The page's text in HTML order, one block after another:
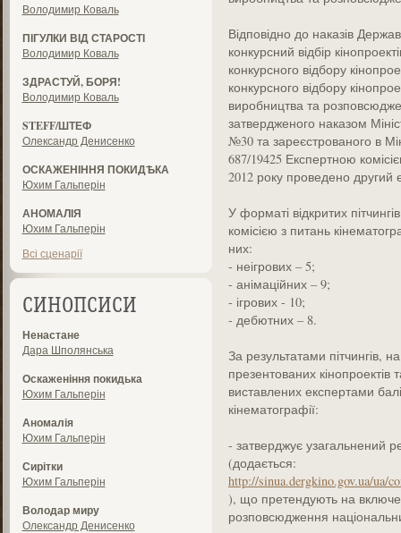
Володимир Коваль
ПІГУЛКИ ВІД СТАРОСТІ
Володимир Коваль
ЗДРАСТУЙ, БОРЯ!
Володимир Коваль
STEFF/ШТЕФ
Олександр Денисенко
ОСКАЖЕНІННЯ ПОКИДѢКА
Юхим Гальперін
АНОМАЛІЯ
Юхим Гальперін
Всі сценарії
СИНОПСИСИ
Ненастане
Дара Шполянська
Оскаженіння покидька
Юхим Гальперін
Аномалія
Юхим Гальперін
Сирітки
Юхим Гальперін
Володар миру
Олександр Денисенко
Відповідно до наказів
конкурсний відбір
конкурсного відбору
конкурсного відбору
виробництва та
затвердженого наказом
№30 та зареєстрованого в
687/19425 Експертною
2012 року проведено другий
У форматі відкритих
комісією з питань
них:
- неігрових – 5;
- анімаційних – 9;
- ігрових - 10;
- дебютних – 8.
За результатами пітчингів,
презентованих
виставлених експертами
кінематографії:
- затверджує узагальнений
(додається:
http://sinua.dergkino.gov.ua/ua/
), що претендують на
розповсюдження